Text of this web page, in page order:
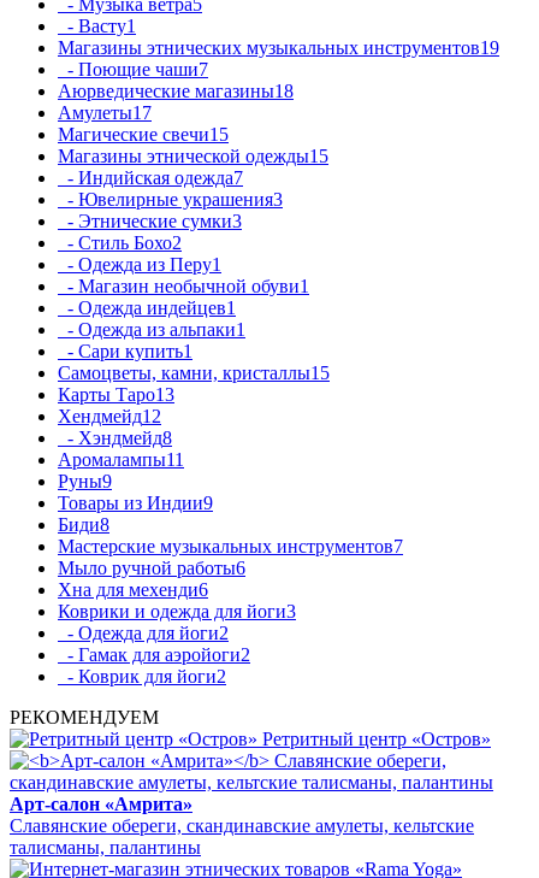
- Васту1
Магазины этнических музыкальных инструментов19
- Поющие чаши7
Аюрведические магазины18
Амулеты17
Магические свечи15
Магазины этнической одежды15
- Индийская одежда7
- Ювелирные украшения3
- Этнические сумки3
- Стиль Бохо2
- Одежда из Перу1
- Магазин необычной обуви1
- Одежда индейцев1
- Одежда из альпаки1
- Сари купить1
Самоцветы, камни, кристаллы15
Карты Таро13
Хендмейд12
- Хэндмейд8
Аромалампы11
Руны9
Товары из Индии9
Биди8
Мастерские музыкальных инструментов7
Мыло ручной работы6
Хна для мехенди6
Коврики и одежда для йоги3
- Одежда для йоги2
- Гамак для аэройоги2
- Коврик для йоги2
РЕКОМЕНДУЕМ
Ретритный центр «Остров»
Арт-салон «Амрита»
Славянские обереги, скандинавские амулеты, кельтские
талисманы, палантины